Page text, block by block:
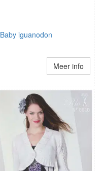
Baby iguanodon
Meer info